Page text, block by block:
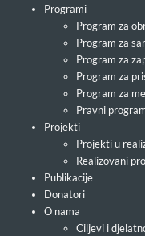
Programi
Program za
Program za
Program za
Program za
Program za
Pravni
Projekti
Projekti u
Realizovani
Publikacije
Donatori
O nama
Ciljevi i